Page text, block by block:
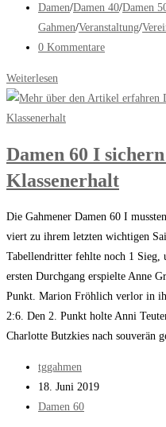
veröffentlicht:
Beitrags-
Kategorie:
Damen/Damen 40/Damen
Gahmen/Veranstaltung/
Beitrags-
0 Kommentare
Weiterlesen
Day
Damen 60 I
Klassenerhalt
Die Gahmener Damen 60 I
viert zu ihrem letzten wichtigen
Tabellendritter fehlte noch 1 Sieg,
ersten Durchgang erspielte Anne
Punkt. Marion Fröhlich verlor in
2:6. Den 2. Punkt holte Anni
Charlotte Butzkies nach souverän
Beitrags-
Autor:
tggahmen
Beitrag
veröffentlicht:
18. Juni 2019
Beitrags-
Damen 60